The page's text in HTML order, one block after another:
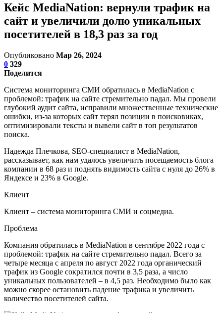
Кейс MediaNation: вернули трафик на
сайт и увеличили долю уникальных
посетителей в 18,3 раз за год
Опубликовано Мар 26, 2024
0 329
Поделится
Система мониторинга СМИ обратилась в MediaNation с
проблемой: трафик на сайте стремительно падал. Мы провели
глубокий аудит сайта, исправили множественные технические
ошибки, из-за которых сайт терял позиции в поисковиках,
оптимизировали тексты и вывели сайт в топ результатов
поиска.
Надежда Плечкова, SEO-специалист в MediaNation,
рассказывает, как нам удалось увеличить посещаемость блога
компании в 68 раз и поднять видимость сайта с нуля до 26% в
Яндексе и 23% в Google.
Клиент
Клиент – система мониторинга СМИ и соцмедиа.
Проблема
Компания обратилась в MediaNation в сентябре 2022 года с
проблемой: трафик на сайте стремительно падал. Всего за
четыре месяца с апреля по август 2022 года органический
трафик из Google сократился почти в 3,5 раза, а число
уникальных пользователей – в 4,5 раз. Необходимо было как
можно скорее остановить падение трафика и увеличить
количество посетителей сайта.